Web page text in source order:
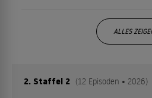
ALLES
2. Staffel 2 (12 Episoden • 2026)